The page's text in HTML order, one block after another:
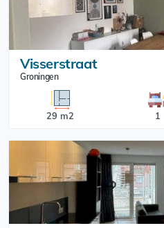
Visserstraat
Groningen
29 m2 1